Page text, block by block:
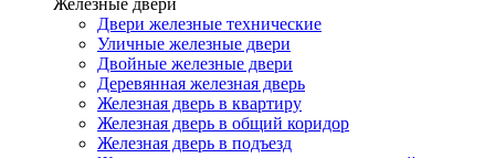
Железные двери
Двери железные технические
Уличные железные двери
Двойные железные двери
Деревянная железная дверь
Железная дверь в квартиру
Железная дверь в общий коридор
Железная дверь в подъезд